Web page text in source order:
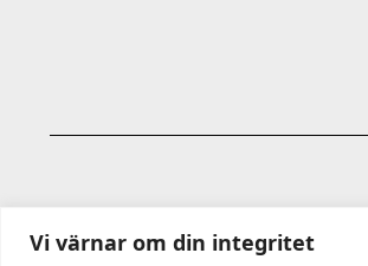
Vi värnar om din integritet